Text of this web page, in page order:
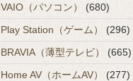
VAIO（パソコン）
(680)
Play Station（ゲーム）
(296)
BRAVIA（薄型テレビ）
(665)
Home AV（ホームAV）
(277)